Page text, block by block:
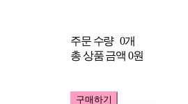
주문 수량 0개
총 상품 금액 0원
구매하기